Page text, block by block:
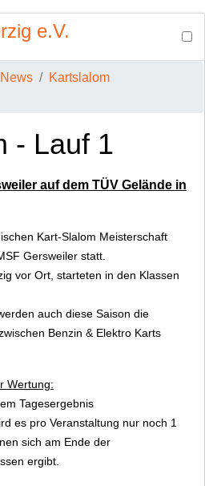
News
Kartslalom
- Lauf 1
auf dem TÜV Gelände in
Kart-Slalom Meisterschaft
Gersweiler statt.
vor Ort, starteten in den Klassen
auch diese Saison die
Benzin & Elektro Karts
Wertung:
Tagesergebnis
es pro Veranstaltung nur noch 1
sich am Ende der
ergibt.